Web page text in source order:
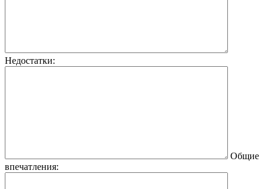
Недостатки:
Общие
впечатления: